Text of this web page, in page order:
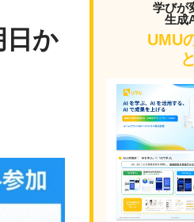
トフォーム
習
実践に役立つナレッジで
せられるご質問にお答えし
日か
学びが
生成
UMU